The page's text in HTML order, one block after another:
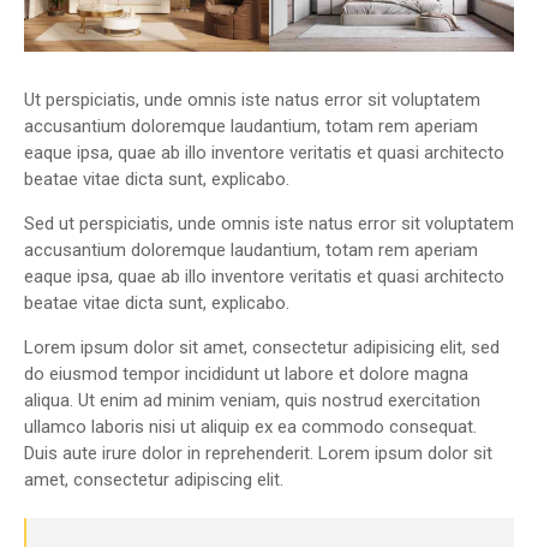
Ut perspiciatis, unde omnis iste natus error sit voluptatem
accusantium doloremque laudantium, totam rem aperiam
eaque ipsa, quae ab illo inventore veritatis et quasi architecto
beatae vitae dicta sunt, explicabo.
Sed ut perspiciatis, unde omnis iste natus error sit voluptatem
accusantium doloremque laudantium, totam rem aperiam
eaque ipsa, quae ab illo inventore veritatis et quasi architecto
beatae vitae dicta sunt, explicabo.
Lorem ipsum dolor sit amet, consectetur adipisicing elit, sed
do eiusmod tempor incididunt ut labore et dolore magna
aliqua. Ut enim ad minim veniam, quis nostrud exercitation
ullamco laboris nisi ut aliquip ex ea commodo consequat.
Duis aute irure dolor in reprehenderit. Lorem ipsum dolor sit
amet, consectetur adipiscing elit.